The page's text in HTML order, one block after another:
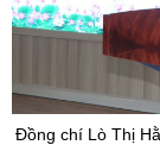
Đồng chí Lò Thị